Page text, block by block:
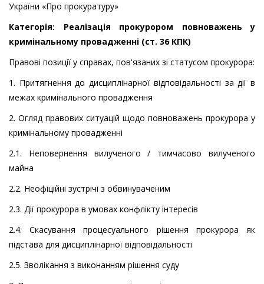
України «Про прокуратуру»
Категорія: Реалізація прокурором повноважень у
кримінальному провадженні (ст. 36 КПК)
Правові позиції у справах, пов'язаних зі статусом прокурора:
1. Притягнення до дисциплінарної відповідальності за дії в
межах кримінального провадження
2. Огляд правових ситуацій щодо повноважень прокурора у
кримінальному провадженні
2.1. Неповернення вилученого / тимчасово вилученого
майна
2.2. Неофіційні зустрічі з обвинуваченим
2.3. Дії прокурора в умовах конфлікту інтересів
2.4. Скасування процесуального рішення прокурора як
підстава для дисциплінарної відповідальності
2.5. Зволікання з виконанням рішення суду